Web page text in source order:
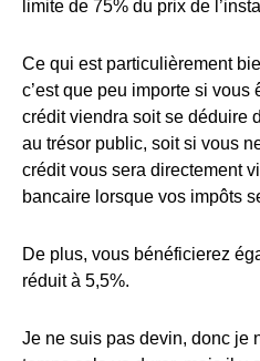
limite de 75% du prix de
Ce qui est particulièrement
c’est que peu importe si
crédit viendra soit se déduire
au trésor public, soit si vous
crédit vous sera directement
bancaire lorsque vos impôts
De plus, vous bénéficierez
réduit à 5,5%.
Je ne suis pas devin, donc je